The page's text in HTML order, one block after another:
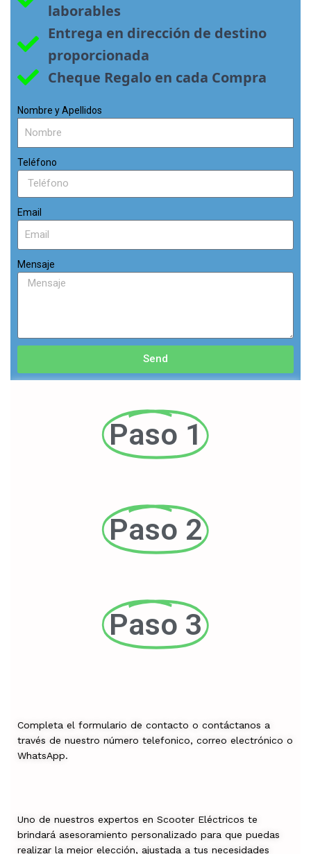
laborables
Entrega en dirección de destino
proporcionada
Cheque Regalo en cada Compra
Nombre y Apellidos
Teléfono
Email
Mensaje
Send
Paso 1
Paso 2
Paso 3
Completa el formulario de contacto o contáctanos a
través de nuestro número telefonico, correo electrónico o
WhatsApp.
Uno de nuestros expertos en Scooter Eléctricos te
brindará asesoramiento personalizado para que puedas
realizar la mejor elección, ajustada a tus necesidades